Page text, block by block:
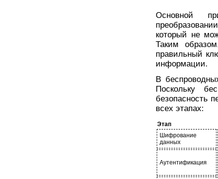
Основной
который не
Таким
правильный
информации.
В
Поскольку
безопасность
всех этапах:
Этап
Шифрование
данных
Аутентификация